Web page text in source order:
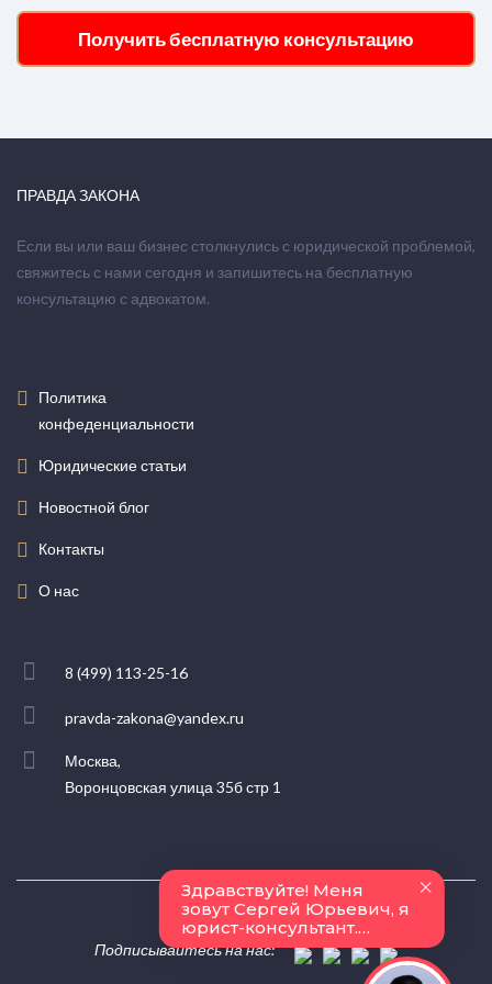
Получить бесплатную консультацию
ПРАВДА ЗАКОНА
Если вы или ваш бизнес столкнулись с юридической проблемой,
свяжитесь с нами сегодня и запишитесь на бесплатную
консультацию с адвокатом.
Политика
конфеденциальности
Юридические статьи
Новостной блог
Контакты
О нас
8 (499) 113-25-16
pravda-zakona@yandex.ru
Москва,
Воронцовская улица 35б стр 1
Подписывайтесь на нас: